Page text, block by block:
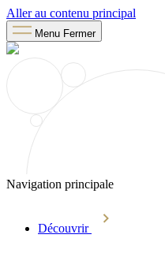
Aller au contenu principal
Menu Fermer
Navigation principale
Découvrir